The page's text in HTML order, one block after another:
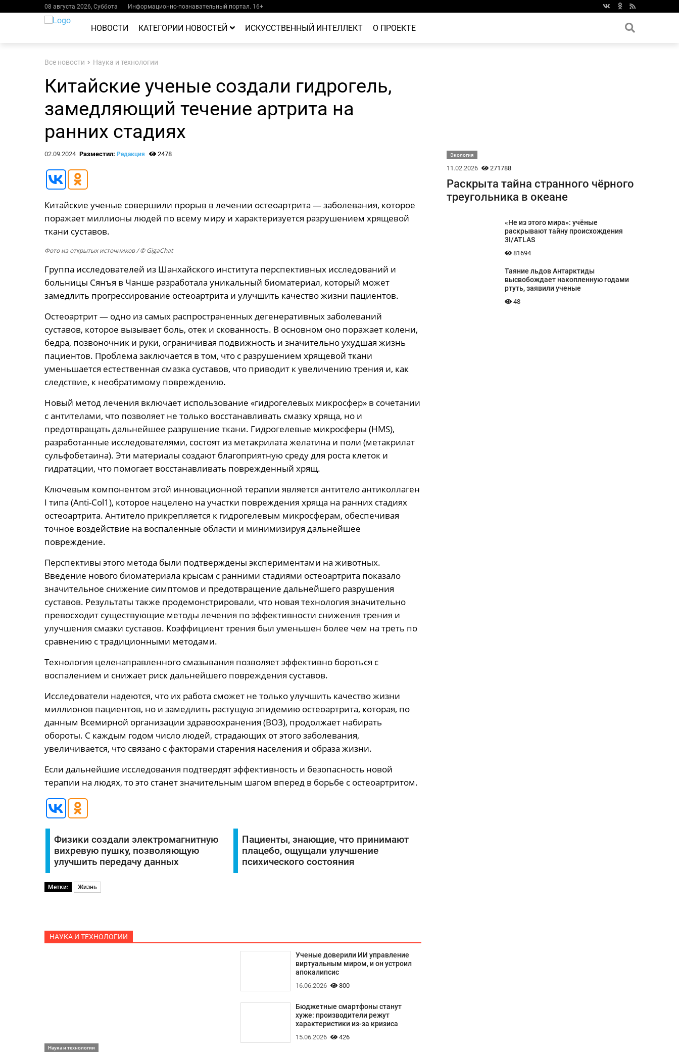
08 августа 2026, Суббота Информационно-познавательный портал. 16+
НОВОСТИ КАТЕГОРИИ НОВОСТЕЙ ИСКУССТВЕННЫЙ ИНТЕЛЛЕКТ О ПРОЕКТЕ
Все новости Наука и технологии
Китайские ученые создали гидрогель,
замедляющий течение артрита на
ранних стадиях
02.09.2024 Разместил: Редакция 2478
Китайские ученые совершили прорыв в лечении остеоартрита — заболевания, которое
поражает миллионы людей по всему миру и характеризуется разрушением хрящевой
ткани суставов.
Фото из открытых источников/ © GigaChat
Группа исследователей из Шанхайского института перспективных исследований и
больницы Сянъя в Чанше разработала уникальный биоматериал, который может
замедлить прогрессирование остеоартрита и улучшить качество жизни пациентов.
Остеоартрит — одно из самых распространенных дегенеративных заболеваний
суставов, которое вызывает боль, отек и скованность. В основном оно поражает колени,
бедра, позвоночник и руки, ограничивая подвижность и значительно ухудшая жизнь
пациентов. Проблема заключается в том, что с разрушением хрящевой ткани
уменьшается естественная смазка суставов, что приводит к увеличению трения и, как
следствие, к необратимому повреждению.
Новый метод лечения включает использование «гидрогелевых микросфер» в сочетании
с антителами, что позволяет не только восстанавливать смазку хряща, но и
предотвращать дальнейшее разрушение ткани. Гидрогелевые микросферы (HMS),
разработанные исследователями, состоят из метакрилата желатина и поли (метакрилат
сульфобетаина). Эти материалы создают благоприятную среду для роста клеток и
гидратации, что помогает восстанавливать поврежденный хрящ.
Ключевым компонентом этой инновационной терапии является антитело антиколлаген
I типа (Anti-Col1), которое нацелено на участки повреждения хряща на ранних стадиях
остеоартрита. Антитело прикрепляется к гидрогелевым микросферам, обеспечивая
точное воздействие на воспаленные области и минимизируя дальнейшее
повреждение.
Перспективы этого метода были подтверждены экспериментами на животных.
Введение нового биоматериала крысам с ранними стадиями остеоартрита показало
значительное снижение симптомов и предотвращение дальнейшего разрушения
суставов. Результаты также продемонстрировали, что новая технология значительно
превосходит существующие методы лечения по эффективности снижения трения и
улучшения смазки суставов. Коэффициент трения был уменьшен более чем на треть по
сравнению с традиционными методами.
Технология целенаправленного смазывания позволяет эффективно бороться с
воспалением и снижает риск дальнейшего повреждения суставов.
Исследователи надеются, что их работа сможет не только улучшить качество жизни
миллионов пациентов, но и замедлить растущую эпидемию остеоартрита, которая, по
данным Всемирной организации здравоохранения (ВОЗ), продолжает набирать
обороты. С каждым годом число людей, страдающих от этого заболевания,
увеличивается, что связано с факторами старения населения и образа жизни.
Если дальнейшие исследования подтвердят эффективность и безопасность новой
терапии на людях, то это станет значительным шагом вперед в борьбе с остеоартритом.
Физики создали электромагнитную
вихревую пушку, позволяющую
улучшить передачу данных
Пациенты, знающие, что принимают
плацебо, ощущали улучшение
психического состояния
Метки: Жизнь
НАУКА И ТЕХНОЛОГИИ
Наука и технологии
Ученые доверили ИИ управление
виртуальным миром, и он устроил
апокалипсис
16.06.2026 800
Бюджетные смартфоны станут
хуже: производители режут
характеристики из-за кризиса
15.06.2026 426
Экология
11.02.2026 271788
Раскрыта тайна странного чёрного
треугольника в океане
«Не из этого мира»: учёные
раскрывают тайну происхождения
3I/ATLAS
81694
Таяние льдов Антарктиды
высвобождает накопленную годами
ртуть, заявили ученые
48